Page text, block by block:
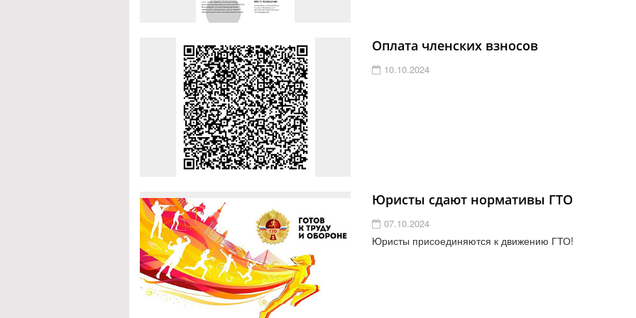
Оплата членских взносов
10.10.2024
Юристы сдают нормативы ГТО
07.10.2024
Юристы присоединяются к движению ГТО!